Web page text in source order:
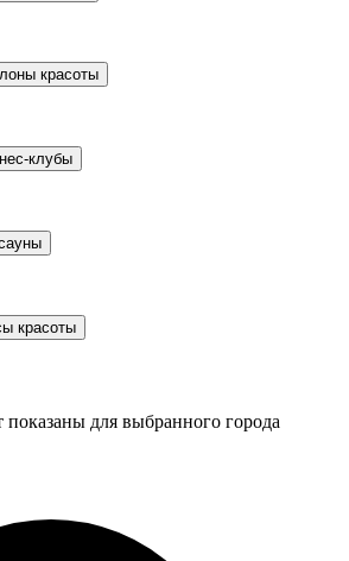
красоты
клубы
красоты
показаны для выбранного города